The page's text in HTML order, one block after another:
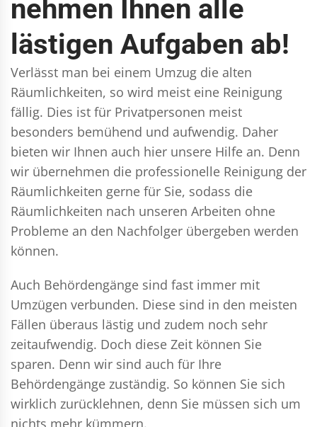
nehmen Ihnen alle
lästigen Aufgaben ab!
Verlässt man bei einem Umzug die alten
Räumlichkeiten, so wird meist eine Reinigung
fällig. Dies ist für Privatpersonen meist
besonders bemühend und aufwendig. Daher
bieten wir Ihnen auch hier unsere Hilfe an. Denn
wir übernehmen die professionelle Reinigung der
Räumlichkeiten gerne für Sie, sodass die
Räumlichkeiten nach unseren Arbeiten ohne
Probleme an den Nachfolger übergeben werden
können.
Auch Behördengänge sind fast immer mit
Umzügen verbunden. Diese sind in den meisten
Fällen überaus lästig und zudem noch sehr
zeitaufwendig. Doch diese Zeit können Sie
sparen. Denn wir sind auch für Ihre
Behördengänge zuständig. So können Sie sich
wirklich zurücklehnen, denn Sie müssen sich um
nichts mehr kümmern.